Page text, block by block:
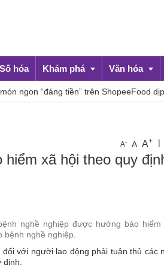
Số hóa Khám phá Văn hóa
“đáng tiền” trên ShopeeFood dịp 8/8
A- A A+ |
xã hội theo quy
nghề nghiệp được hưởng bảo hiểm
bệnh nghề nghiệp.
với người lao động phải tuân thủ các
định.